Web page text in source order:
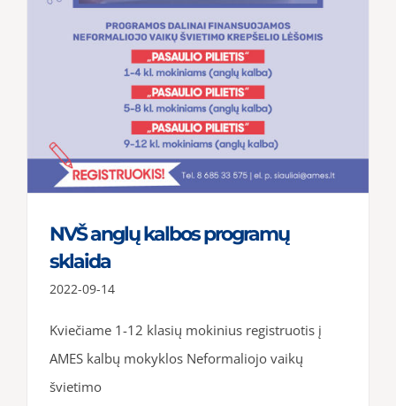
NVŠ anglų kalbos programų
sklaida
2022-09-14
Kviečiame 1-12 klasių mokinius registruotis į
AMES kalbų mokyklos Neformaliojo vaikų
švietimo